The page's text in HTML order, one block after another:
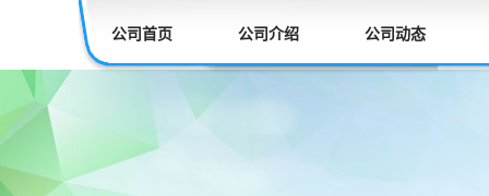
公司首页 公司介绍 公司动态